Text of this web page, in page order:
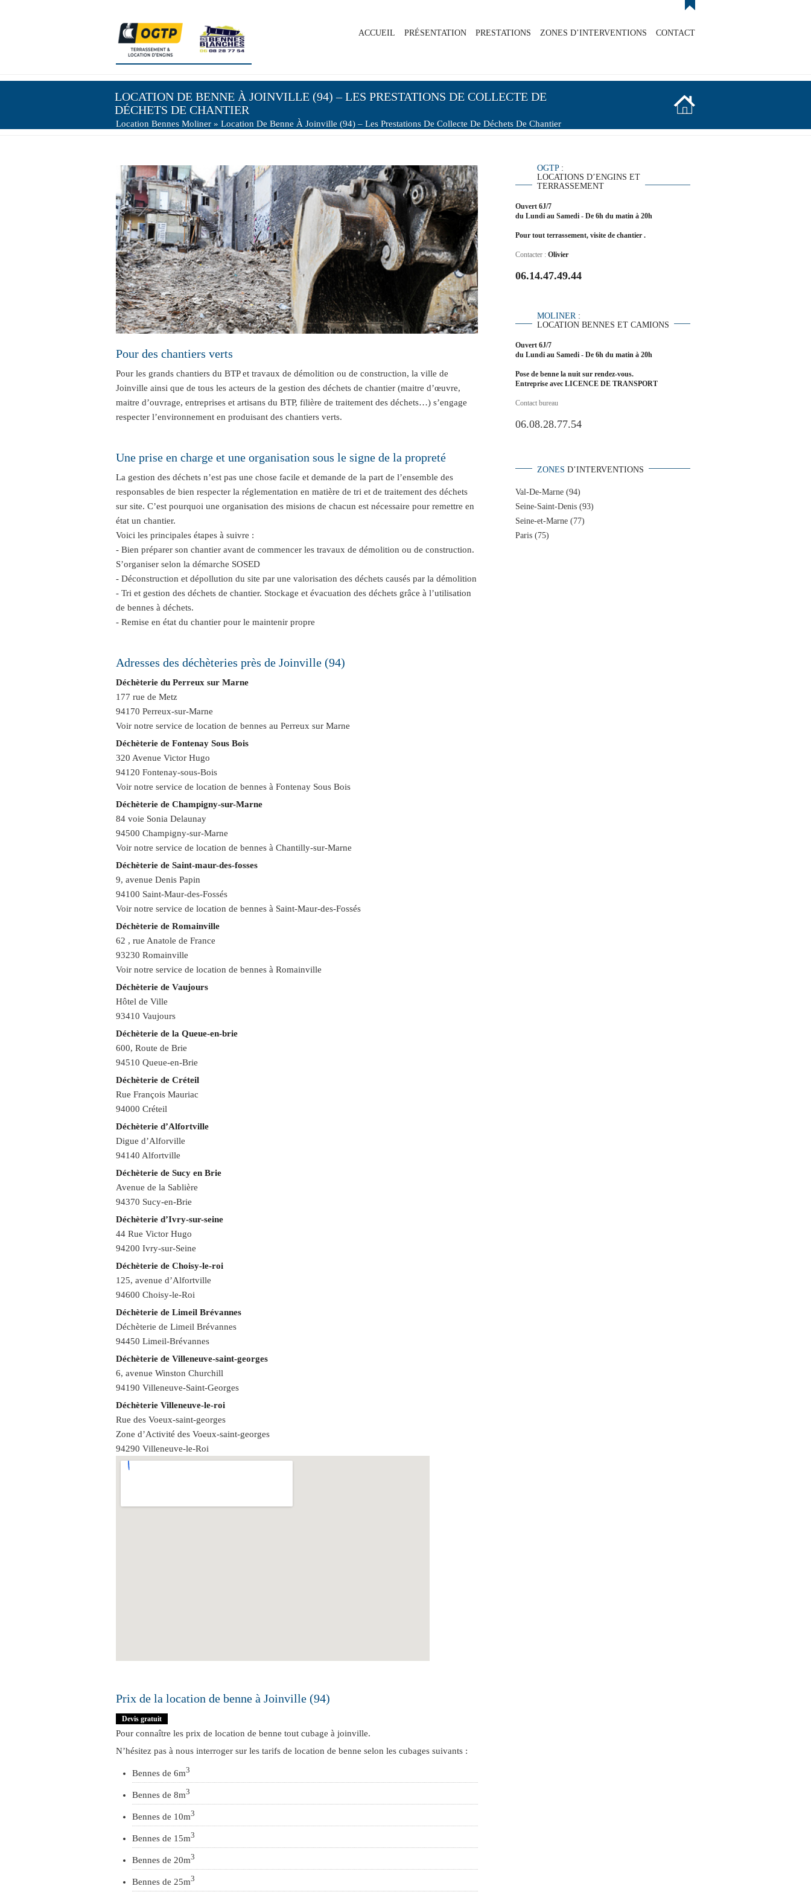
ACCUEIL PRÉSENTATION PRESTATIONS ZONES D’INTERVENTIONS CONTACT
LOCATION DE BENNE À JOINVILLE (94) – LES PRESTATIONS DE COLLECTE DE
DÉCHETS DE CHANTIER
Location Bennes Moliner » Location De Benne À Joinville (94) – Les Prestations De Collecte De Déchets De Chantier
Pour des chantiers verts
Pour les grands chantiers du BTP et travaux de démolition ou de construction, la ville de
Joinville ainsi que de tous les acteurs de la gestion des déchets de chantier (maitre d’œuvre,
maitre d’ouvrage, entreprises et artisans du BTP, filière de traitement des déchets…) s’engage
respecter l’environnement en produisant des chantiers verts.
Une prise en charge et une organisation sous le signe de la propreté
La gestion des déchets n’est pas une chose facile et demande de la part de l’ensemble des
responsables de bien respecter la réglementation en matière de tri et de traitement des déchets
sur site. C’est pourquoi une organisation des misions de chacun est nécessaire pour remettre en
état un chantier.
Voici les principales étapes à suivre :
- Bien préparer son chantier avant de commencer les travaux de démolition ou de construction.
S’organiser selon la démarche SOSED
- Déconstruction et dépollution du site par une valorisation des déchets causés par la démolition
- Tri et gestion des déchets de chantier. Stockage et évacuation des déchets grâce à l’utilisation
de bennes à déchets.
- Remise en état du chantier pour le maintenir propre
Adresses des déchèteries près de Joinville (94)
Déchèterie du Perreux sur Marne
177 rue de Metz
94170 Perreux-sur-Marne
Voir notre service de location de bennes au Perreux sur Marne
Déchèterie de Fontenay Sous Bois
320 Avenue Victor Hugo
94120 Fontenay-sous-Bois
Voir notre service de location de bennes à Fontenay Sous Bois
Déchèterie de Champigny-sur-Marne
84 voie Sonia Delaunay
94500 Champigny-sur-Marne
Voir notre service de location de bennes à Chantilly-sur-Marne
Déchèterie de Saint-maur-des-fosses
9, avenue Denis Papin
94100 Saint-Maur-des-Fossés
Voir notre service de location de bennes à Saint-Maur-des-Fossés
Déchèterie de Romainville
62 , rue Anatole de France
93230 Romainville
Voir notre service de location de bennes à Romainville
Déchèterie de Vaujours
Hôtel de Ville
93410 Vaujours
Déchèterie de la Queue-en-brie
600, Route de Brie
94510 Queue-en-Brie
Déchèterie de Créteil
Rue François Mauriac
94000 Créteil
Déchèterie d’Alfortville
Digue d’Alforville
94140 Alfortville
Déchèterie de Sucy en Brie
Avenue de la Sablière
94370 Sucy-en-Brie
Déchèterie d’Ivry-sur-seine
44 Rue Victor Hugo
94200 Ivry-sur-Seine
Déchèterie de Choisy-le-roi
125, avenue d’Alfortville
94600 Choisy-le-Roi
Déchèterie de Limeil Brévannes
Déchèterie de Limeil Brévannes
94450 Limeil-Brévannes
Déchèterie de Villeneuve-saint-georges
6, avenue Winston Churchill
94190 Villeneuve-Saint-Georges
Déchèterie Villeneuve-le-roi
Rue des Voeux-saint-georges
Zone d’Activité des Voeux-saint-georges
94290 Villeneuve-le-Roi
Prix de la location de benne à Joinville (94)
Devis gratuit
Pour connaître les prix de location de benne tout cubage à joinville.
N’hésitez pas à nous interroger sur les tarifs de location de benne selon les cubages suivants :
Bennes de 6m3
Bennes de 8m3
Bennes de 10m3
Bennes de 15m3
Bennes de 20m3
Bennes de 25m3
OGTP :
LOCATIONS D’ENGINS ET
TERRASSEMENT
Ouvert 6J/7
du Lundi au Samedi - De 6h du matin à 20h
Pour tout terrassement, visite de chantier .
Contacter : Olivier
06.14.47.49.44
MOLINER :
LOCATION BENNES ET CAMIONS
Ouvert 6J/7
du Lundi au Samedi - De 6h du matin à 20h
Pose de benne la nuit sur rendez-vous.
Entreprise avec LICENCE DE TRANSPORT
Contact bureau
06.08.28.77.54
ZONES D’INTERVENTIONS
Val-De-Marne (94)
Seine-Saint-Denis (93)
Seine-et-Marne (77)
Paris (75)